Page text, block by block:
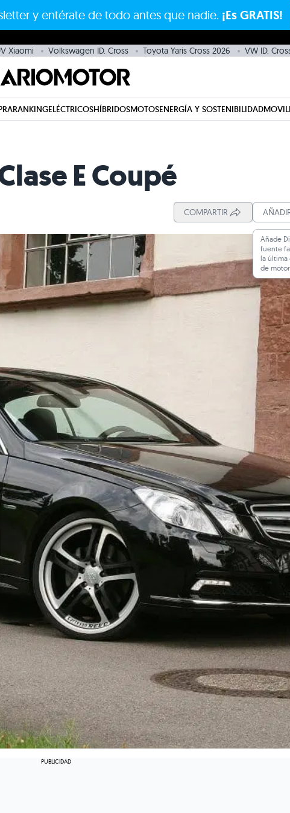
y entérate de todo antes que nadie. ¡Es GRATIS!
Xiaomi Volkswagen ID. Cross Toyota Yaris Cross 2026 VW ID.
RANKINGELÉCTRICOSHÍBRIDOSMOTOSENERGÍA Y SOSTENIBILIDAD
E Coupé
COMPARTIR
Añade
fuente
la última
de